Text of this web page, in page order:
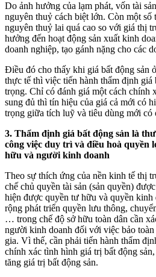
Do ảnh hưởng của lạm phát, vốn tài
nguyên thuỷ cách biệt lớn. Còn một số
nguyên thuỷ lai quá cao so với giá thị
hưởng đến hoạt động sản xuất kinh
doanh nghiệp, tạo gánh nặng cho các
Điều đó cho thấy khi giá bất động sản
thực tế thì việc tiến hành thẩm định giá
trọng. Chỉ có đánh giá một cách chính
sung đủ thì tín hiệu của giá cả mới có
trọng giữa tích luỹ và tiêu dùng mới có
3. Thẩm định giá bất động sản là
công việc duy trì và điều hoà quyền
hữu và người kinh doanh
Theo sự thích ứng của nền kinh tế thị
chế chủ quyền tài sản (sản quyền)
hiện được quyền tư hữu và quyền kinh
rộng phát triển quyền lưu thông,
… trong chế độ sở hữu toàn dân cần
người kinh doanh đối với việc bảo
gia. Vì thế, cần phải tiến hành thẩm
chính xác tình hình giá trị bất động
tăng giá trị bất động sản.